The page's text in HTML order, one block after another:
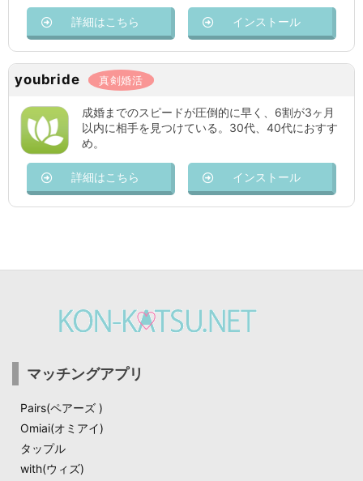
詳細はこちら インストール
youbride 真剣婚活
成婚までのスピードが圧倒的に早く、6割が3ヶ月
以内に相手を見つけている。30代、40代におすす
め。
詳細はこちら インストール
マッチングアプリ
Pairs(ペアーズ )
Omiai(オミアイ)
タップル
with(ウィズ)